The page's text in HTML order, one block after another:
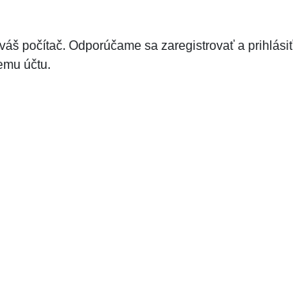
počítač. Odporúčame sa zaregistrovať a
účtu.